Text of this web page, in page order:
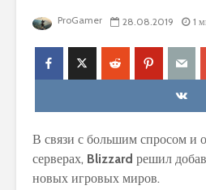
ProGamer 28.08.2019 1
В связи с большим спросом и
серверах, Blizzard решил
новых игровых миров.